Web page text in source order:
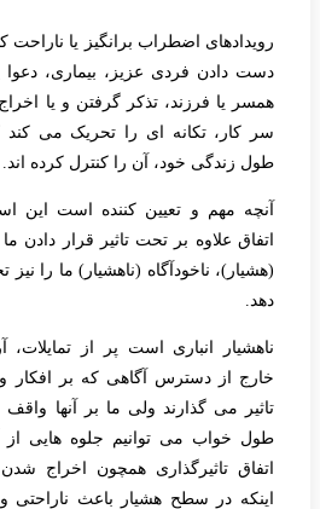
رویدادهای اضطراب برانگیز یا ناراحت
دست دادن فردی عزیز، بیماری، دعوا
همسر یا فرزند، تذکر گرفتن و یا
سر کار، تکانه ای را تحریک می کند
طول زندگی خود، آن را کنترل کرده اند.
آنچه مهم و تعیین کننده است این
اتفاق علاوه بر تحت تاثیر قرار دادن
(هشیار)، ناخودآگاه (ناهشیار) ما را
دهد.
ناهشیار انباری است پر از
خارج از دسترس آگاهی که بر افکار و
تاثیر می گذارند ولی ما بر آنها
طول خواب می توانیم جلوه هایی از
اتفاق تاثیرگذاری همچون اخراج شدن
اینکه در سطح هشیار باعث ناراحتی